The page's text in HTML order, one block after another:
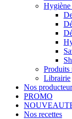
Hygiène
Produits
Librairie
Nos
PROMO
Nos recettes